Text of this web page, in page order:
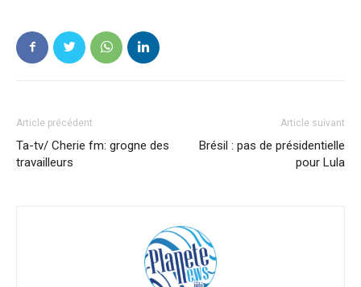
Article précédent
Ta-tv/ Cherie fm: grogne des
travailleurs
Article suivant
Brésil : pas de présidentielle
pour Lula